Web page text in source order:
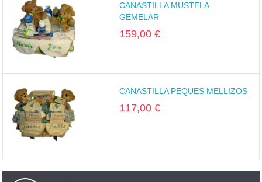
CANASTILLA MUSTELA
GEMELAR
159,00 €
CANASTILLA PEQUES MELLIZOS
117,00 €